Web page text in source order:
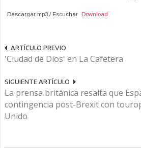
Descargar mp3 / Escuchar Download
ARTÍCULO PREVIO
'Ciudad de Dios' en La Cafetera
SIGUIENTE ARTÍCULO
La prensa británica resalta que
contingencia post-Brexit con
Unido